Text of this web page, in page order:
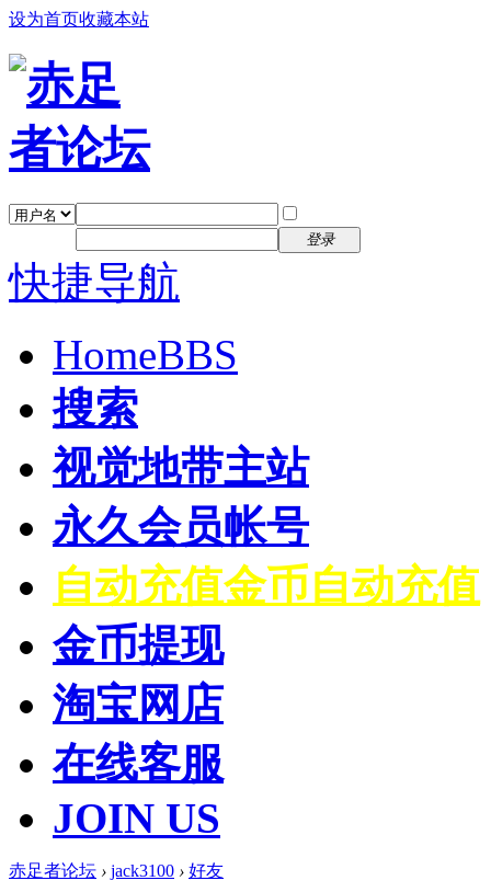
设为首页收藏本站
登录
快捷导航
HomeBBS
搜索
视觉地带主站
永久会员帐号
自动充值金币自动充值
金币提现
淘宝网店
在线客服
JOIN US
赤足者论坛 › jack3100 › 好友